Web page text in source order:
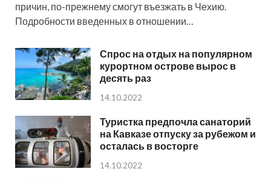
причин, по-прежнему смогут въезжать в Чехию.
Подробности введенных в отношении…
Спрос на отдых на популярном
курортном острове вырос в
десять раз
14.10.2022
Туристка предпочла санаторий
на Кавказе отпуску за рубежом и
осталась в восторге
14.10.2022